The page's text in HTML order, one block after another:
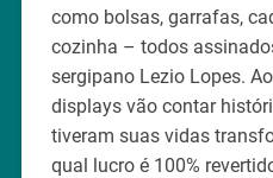
como bolsas, garrafas,
cozinha – todos
sergipano Lezio Lopes.
displays vão contar
tiveram suas vidas
qual lucro é 100%